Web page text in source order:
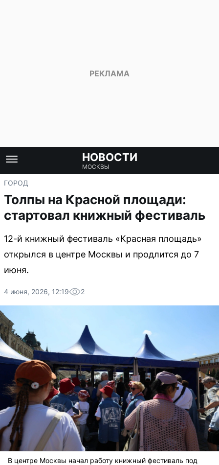
НОВОСТИ
МОСКВЫ
ГОРОД
Толпы на Красной площади:
стартовал книжный фестиваль
12-й книжный фестиваль «Красная площадь»
открылся в центре Москвы и продлится до 7
июня.
4 июня, 2026, 12:19 2
В центре Москвы начал работу книжный фестиваль под